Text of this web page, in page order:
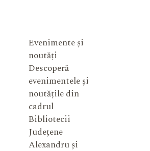
Evenimente și
noutăți
Descoperă
evenimentele și
noutățile din
cadrul
Bibliotecii
Județene
Alexandru și